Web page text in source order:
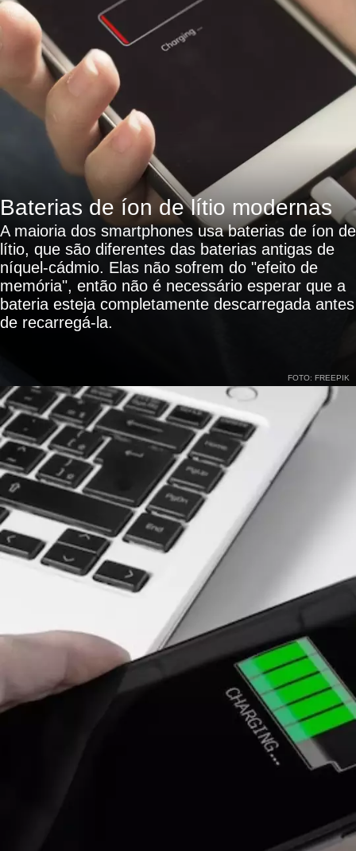
Baterias de íon de lítio modernas
A maioria dos smartphones usa baterias de íon de
lítio, que são diferentes das baterias antigas de
níquel-cádmio. Elas não sofrem do "efeito de
memória", então não é necessário esperar que a
bateria esteja completamente descarregada antes
de recarregá-la.
FOTO: FREEPIK